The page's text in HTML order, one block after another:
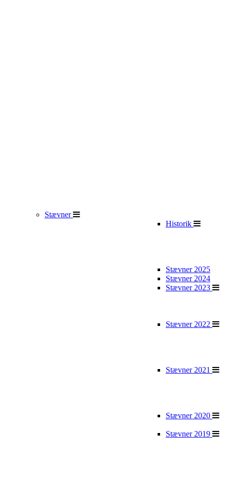
Stævner
Historik
Stævner 2025
Stævner 2024
Stævner 2023
Stævner 2022
Stævner 2021
Stævner 2020
Stævner 2019